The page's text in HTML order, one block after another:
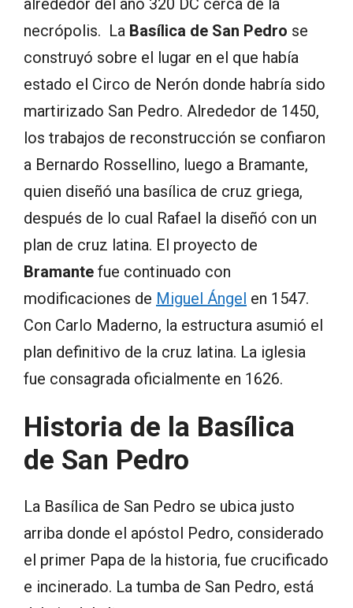
necrópolis. La Basílica de San Pedro se
construyó sobre el lugar en el que había
estado el Circo de Nerón donde habría sido
martirizado San Pedro. Alrededor de 1450,
los trabajos de reconstrucción se confiaron
a Bernardo Rossellino, luego a Bramante,
quien diseñó una basílica de cruz griega,
después de lo cual Rafael la diseñó con un
plan de cruz latina. El proyecto de
Bramante fue continuado con
modificaciones de Miguel Ángel en 1547.
Con Carlo Maderno, la estructura asumió el
plan definitivo de la cruz latina. La iglesia
fue consagrada oficialmente en 1626.
Historia de la Basílica
de San Pedro
La Basílica de San Pedro se ubica justo
arriba donde el apóstol Pedro, considerado
el primer Papa de la historia, fue crucificado
e incinerado. La tumba de San Pedro, está